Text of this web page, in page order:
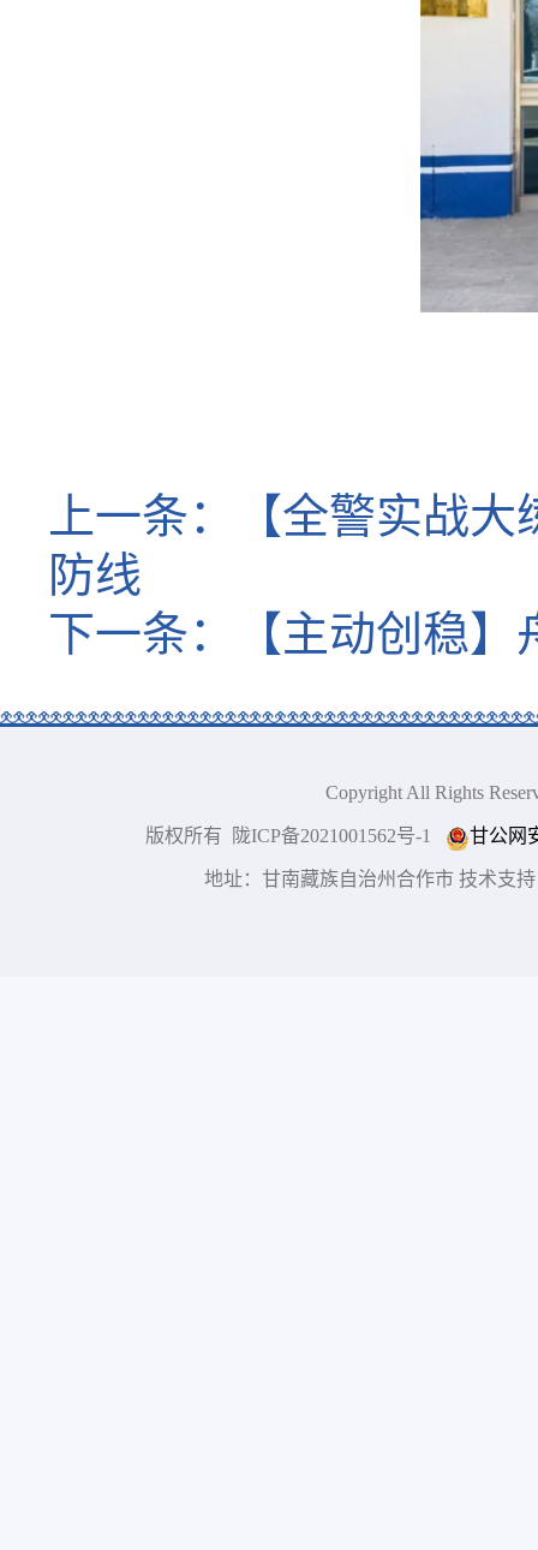
上一条：
【全警实战
防线
下一条：
【主动创稳
Copyright All Rights
版权所有 陇ICP备2021001562号-1 甘公网
地址：甘南藏族自治州合作市 技术支